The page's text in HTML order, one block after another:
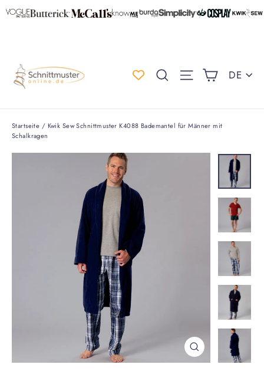
Direkt
Suche
DE
Startseite / Kwik Sew Schnittmuster K4088 Bademantel für Männer mit
Schalkragen
Schließen
(Esc)